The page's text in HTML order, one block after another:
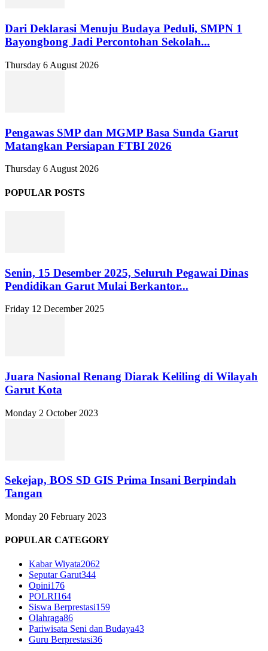
Dari Deklarasi Menuju Budaya Peduli, SMPN 1
Bayongbong Jadi Percontohan Sekolah...
Thursday 6 August 2026
Pengawas SMP dan MGMP Basa Sunda Garut
Matangkan Persiapan FTBI 2026
Thursday 6 August 2026
POPULAR POSTS
Senin, 15 Desember 2025, Seluruh Pegawai Dinas
Pendidikan Garut Mulai Berkantor...
Friday 12 December 2025
Juara Nasional Renang Diarak Keliling di Wilayah
Garut Kota
Monday 2 October 2023
Sekejap, BOS SD GIS Prima Insani Berpindah
Tangan
Monday 20 February 2023
POPULAR CATEGORY
Kabar Wiyata2062
Seputar Garut344
Opini176
POLRI164
Siswa Berprestasi159
Olahraga86
Pariwisata Seni dan Budaya43
Guru Berprestasi36